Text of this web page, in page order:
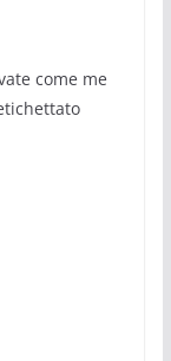
come me